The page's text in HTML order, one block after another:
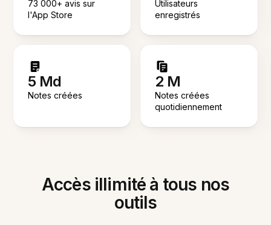
73 000+ avis sur
l'App Store
Utilisateurs
enregistrés
5 Md
Notes créées
2 M
Notes créées
quotidiennement
Accès illimité à tous nos
outils